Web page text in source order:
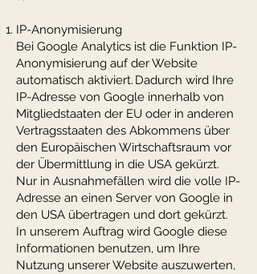
IP-Anonymisierung
Bei Google Analytics ist die Funktion IP-
Anonymisierung auf der Website
automatisch aktiviert. Dadurch wird Ihre
IP-Adresse von Google innerhalb von
Mitgliedstaaten der EU oder in anderen
Vertragsstaaten des Abkommens über
den Europäischen Wirtschaftsraum vor
der Übermittlung in die USA gekürzt.
Nur in Ausnahmefällen wird die volle IP-
Adresse an einen Server von Google in
den USA übertragen und dort gekürzt.
In unserem Auftrag wird Google diese
Informationen benutzen, um Ihre
Nutzung unserer Website auszuwerten,